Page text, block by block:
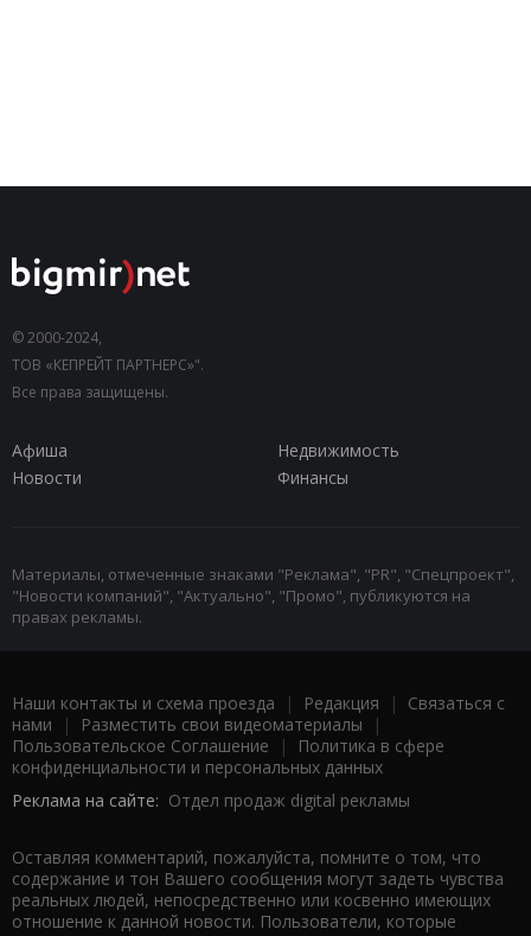
© 2000-2024,
ТОВ «КЕПРЕЙТ ПАРТНЕРС»".
Все права защищены.
Афиша
Недвижимость
Новости
Финансы
Материалы, отмеченные знаками "Реклама", "PR", "Спецпроект",
"Новости компаний", "Актуально", "Промо", публикуются на
правах рекламы.
Наши контакты и схема проезда | Редакция | Связаться с
нами | Разместить свои видеоматериалы |
Пользовательское Соглашение |
Политика в сфере
конфиденциальности и персональных данных
Реклама на сайте: Отдел продаж digital рекламы
Оставляя комментарий, пожалуйста, помните о том, что
содержание и тон Вашего сообщения могут задеть чувства
реальных людей, непосредственно или косвенно имеющих
отношение к данной новости. Пользователи, которые